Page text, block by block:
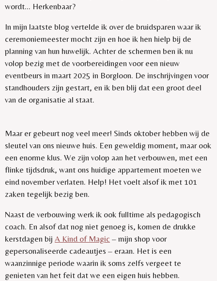
wordt... Herkenbaar?
In mijn laatste blog vertelde ik over de bruidsparen waar ik
ceremoniemeester mocht zijn en hoe ik hen hielp bij de
planning van hun huwelijk. Achter de schermen ben ik nu
volop bezig met de voorbereidingen voor een nieuw
eventbeurs in maart 2025 in Borgloon. De inschrijvingen voor
standhouders zijn gestart, en ik ben blij dat een groot deel
van de organisatie al staat.
Maar er gebeurt nog veel meer! Sinds oktober hebben wij de
sleutel van ons nieuwe huis. Een geweldig moment, maar ook
een enorme klus. We zijn volop aan het verbouwen, met een
flinke tijdsdruk, want ons huidige appartement moeten we
eind november verlaten. Help! Het voelt alsof ik met 101
zaken tegelijk bezig ben.
Naast de verbouwing werk ik ook fulltime als pedagogisch
coach. En alsof dat nog niet genoeg is, komen de drukke
kerstdagen bij A Kind of Magic – mijn shop voor
gepersonaliseerde cadeautjes – eraan. Het is een
waanzinnige periode waarin ik soms zelfs vergeet te
genieten van het feit dat we een eigen huis hebben.